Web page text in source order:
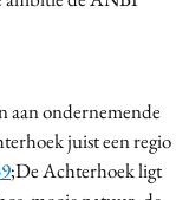
aan ondernemende
juist een regio
;De Achterhoek ligt